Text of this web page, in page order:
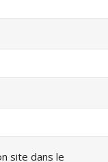
site dans le